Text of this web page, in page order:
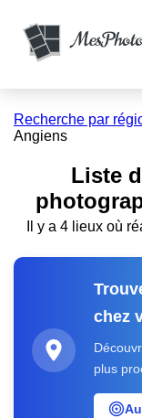
Recherche par
Angiens
Liste
Il y a 4 lieux où
chez
plus